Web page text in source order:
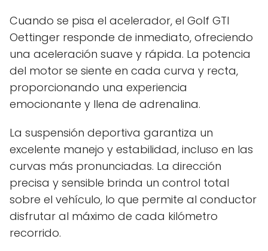
Cuando se pisa el acelerador, el Golf GTI
Oettinger responde de inmediato, ofreciendo
una aceleración suave y rápida. La potencia
del motor se siente en cada curva y recta,
proporcionando una experiencia
emocionante y llena de adrenalina.
La suspensión deportiva garantiza un
excelente manejo y estabilidad, incluso en las
curvas más pronunciadas. La dirección
precisa y sensible brinda un control total
sobre el vehículo, lo que permite al conductor
disfrutar al máximo de cada kilómetro
recorrido.